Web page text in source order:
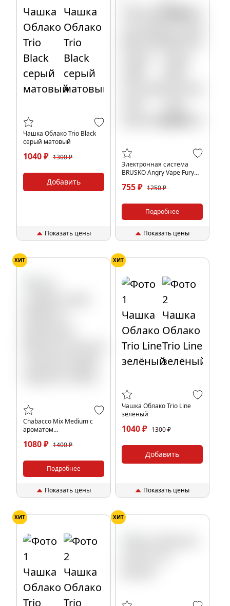
Чашка Облако Trio Black
серый матовый
1040 ₽ 1300 ₽
Добавить
Показать цены
Электронная система
BRUSKO Angry Vape Fury
755 ₽ 1250 ₽
Подробнее
Показать цены
ХИТ
Chabacco Mix Medium с
ароматом
(Virgin negroni), 200гр.
1080 ₽ 1400 ₽
Подробнее
Показать цены
ХИТ
Чашка Облако Trio Line
зелёный
1040 ₽ 1300 ₽
Добавить
Показать цены
ХИТ ХИТ